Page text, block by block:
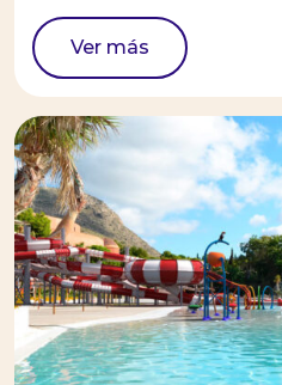
Ver más